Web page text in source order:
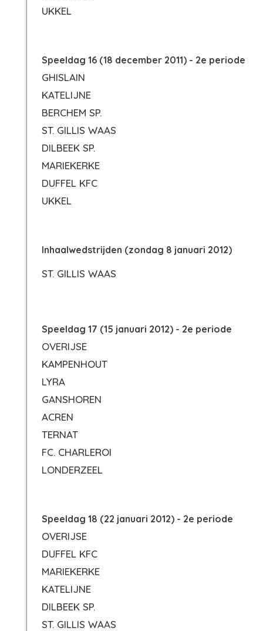
UKKEL
Speeldag 16 (18 december 2011) - 2e periode
GHISLAIN
KATELIJNE
BERCHEM SP.
ST. GILLIS WAAS
DILBEEK SP.
MARIEKERKE
DUFFEL KFC
UKKEL
Inhaalwedstrijden (zondag 8 januari 2012)
ST. GILLIS WAAS
Speeldag 17 (15 januari 2012) - 2e periode
OVERIJSE
KAMPENHOUT
LYRA
GANSHOREN
ACREN
TERNAT
FC. CHARLEROI
LONDERZEEL
Speeldag 18 (22 januari 2012) - 2e periode
OVERIJSE
DUFFEL KFC
MARIEKERKE
KATELIJNE
DILBEEK SP.
ST. GILLIS WAAS